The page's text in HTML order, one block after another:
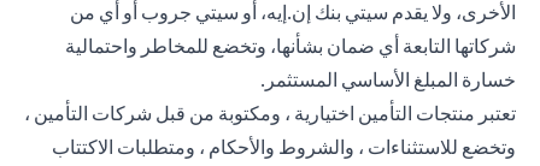
الأخرى، ولا يقدم سيتي بنك إن.إيه، أو سيتي جروب أو أي من
شركاتها التابعة أي ضمان بشأنها، وتخضع للمخاطر واحتمالية
خسارة المبلغ الأساسي المستثمر.
تعتبر منتجات التأمين اختيارية ، ومكتوبة من قبل شركات التأمين ،
وتخضع للاستثناءات ، والشروط والأحكام ، ومتطلبات الاكتتاب